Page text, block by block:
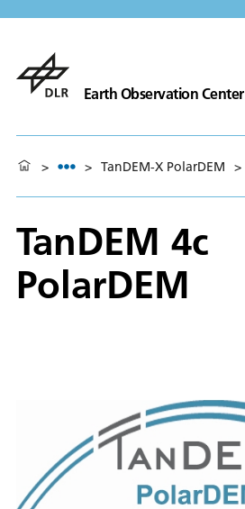
Earth Observation Center
> > TanDEM-X PolarDEM >
TanDEM 4c
PolarDEM